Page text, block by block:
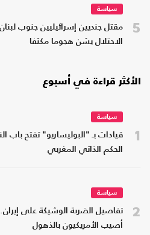
5
سياسة
مقتل جنديين إسرائيليين جنوب
الاحتلال يشن هجوما مكثفا
الأكثر قراءة في أسبوع
1
سياسة
قيادات بـ "البوليساريو" تفتح باب
الحكم الذاتي المغربي
2
سياسة
تفاصيل الضربة الوشيكة على
أصيب الأمريكيون بالذهول